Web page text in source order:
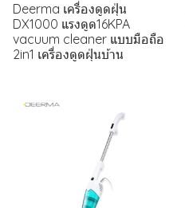
Deerma เครื่องดูดฝุ่น
DX1000 แรงดูด16KPA
vacuum cleaner แบบมือถือ
2in1 เครื่องดูดฝุ่นบ้าน